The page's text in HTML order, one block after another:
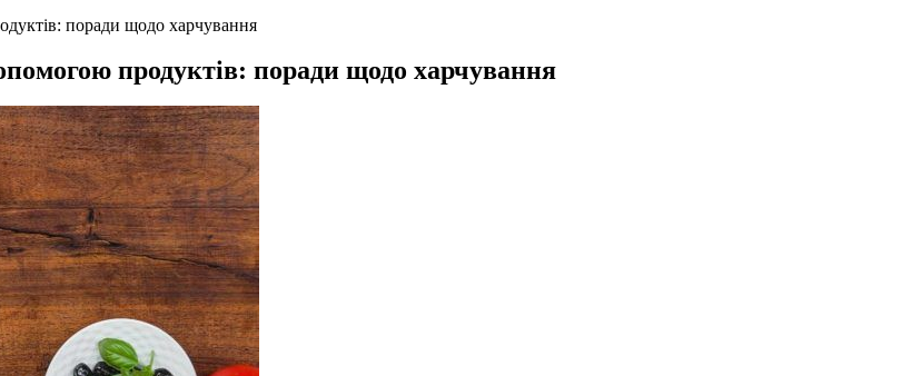
поради щодо харчування
продуктів: поради щодо харчування